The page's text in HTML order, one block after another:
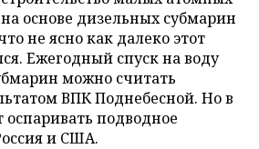
основе дизельных субмарин
не ясно как далеко этот
Ежегодный спуск на воду
можно считать
ВПК Поднебесной. Но в
подводное
и США.